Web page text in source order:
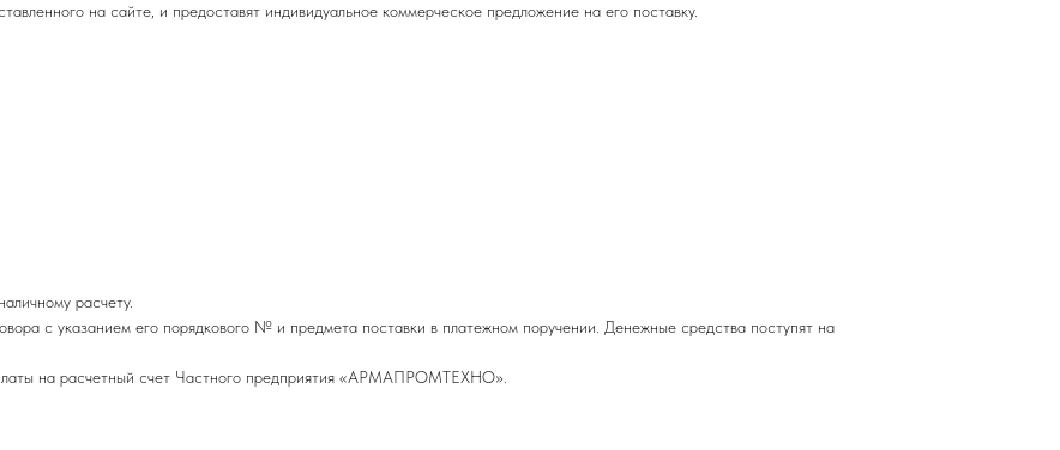
на сайте, и предоставят индивидуальное коммерческое предложение на его поставку.
расчету.
с указанием его порядкового № и предмета поставки в платежном поручении. Денежные средства поступят на
на расчетный счет Частного предприятия «АРМАПРОМТЕХНО».